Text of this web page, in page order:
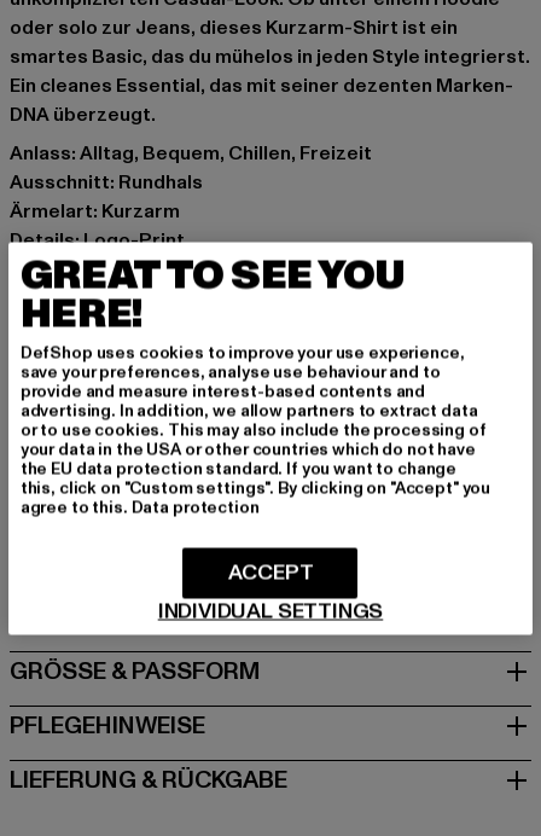
oder solo zur Jeans, dieses Kurzarm-Shirt ist ein
smartes Basic, das du mühelos in jeden Style integrierst.
Ein cleanes Essential, das mit seiner dezenten Marken-
DNA überzeugt.
Anlass: Alltag, Bequem, Chillen, Freizeit
Ausschnitt: Rundhals
Ärmelart: Kurzarm
Details: Logo-Print
Schnitt: Regulär
Marke: Rocawear
Kat.: T-Shirts
Farbe: grau
Hersteller Farbe: grey melange/black
Materialzusammensetzung: 60% Baumwolle, 40%
Polyester
Art.Nr: RWTS050-02225
Dr.-Robert-Murjahn-Straße 7 | 64372 Ober-Ramstadt |
GRÖSSE & PASSFORM
PFLEGEHINWEISE
LIEFERUNG & RÜCKGABE
GREAT TO SEE YOU
HERE!
DefShop uses cookies to improve your use experience,
save your preferences, analyse use behaviour and to
provide and measure interest-based contents and
advertising. In addition, we allow partners to extract data
or to use cookies. This may also include the processing of
your data in the USA or other countries which do not have
the EU data protection standard. If you want to change
this, click on "Custom settings". By clicking on "Accept" you
agree to this. Data protection
INDIVIDUAL SETTINGS
ACCEPT